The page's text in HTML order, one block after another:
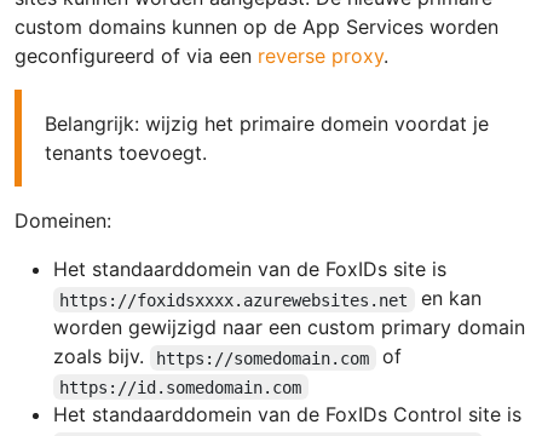
custom domains kunnen op de App Services worden
geconfigureerd of via een reverse proxy.
Belangrijk: wijzig het primaire domein voordat je
tenants toevoegt.
Domeinen:
Het standaarddomein van de FoxIDs site is
https://foxidsxxxx.azurewebsites.net
en kan
worden gewijzigd naar een custom primary domain
zoals bijv.
https://somedomain.com of
https://id.somedomain.com
Het standaarddomein van de FoxIDs Control site is